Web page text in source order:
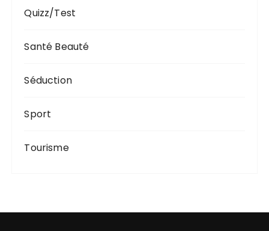
Quizz/Test
Santé Beauté
Séduction
Sport
Tourisme